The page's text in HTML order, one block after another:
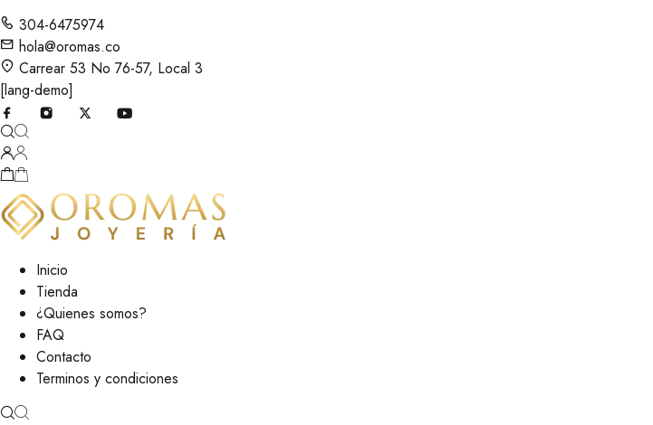
304-6475974
hola@oromas.co
Carrear 53 No 76-57, Local 3
[lang-demo]
Inicio
Tienda
¿Quienes somos?
FAQ
Contacto
Terminos y condiciones